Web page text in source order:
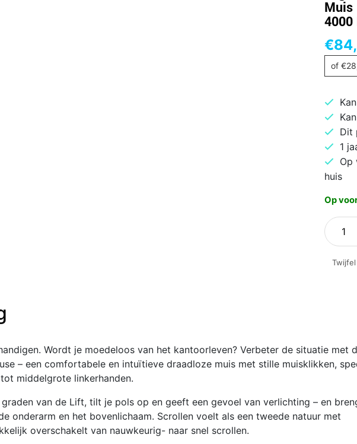
Muis
€
of €
Dit
1
Op
huis
Op
Logitech
Lift
RF
+
4000
DPI
Wordt je moedeloos van het kantoorleven? Verbeter de situatie met
– een comfortabele en intuïtieve draadloze muis met stille muisklikken,
middelgrote linkerhanden.
van de Lift, tilt je pols op en geeft een gevoel van verlichting – en
onderarm en het bovenlichaam. Scrollen voelt als een tweede natuur met
overschakelt van nauwkeurig- naar snel scrollen.